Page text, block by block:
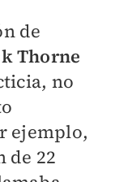
de
Thorne
no
ejemplo,
de 22